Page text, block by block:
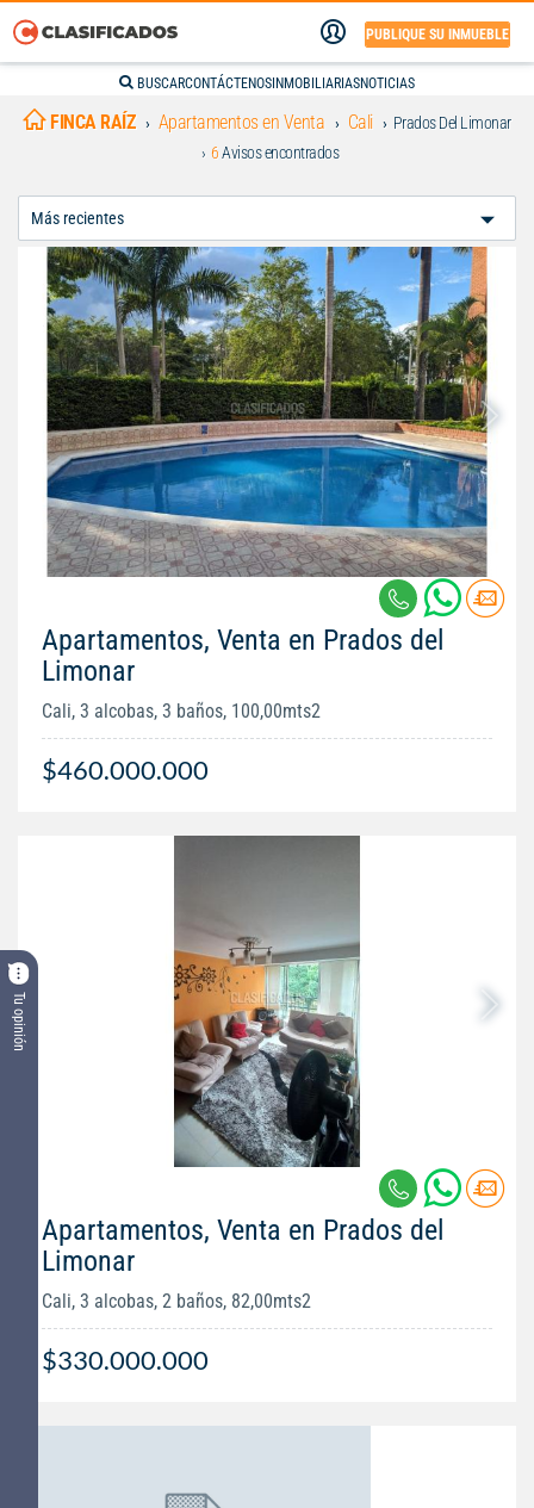
PUBLIQUE SU INMUEBLE
BUSCARCONTÁCTENOS INMOBILIARIASNOTICIAS
Tu opinión
FINCA RAÍZ Apartamentos en Venta Cali
Prados Del Limonar
6Avisos encontrados
Apartamentos, Venta en Prados del
Limonar
Cali, 3 alcobas, 3 baños, 100,00mts2
$460.000.000
Apartamentos, Venta en Prados del
Limonar
Cali, 3 alcobas, 2 baños, 82,00mts2
$330.000.000